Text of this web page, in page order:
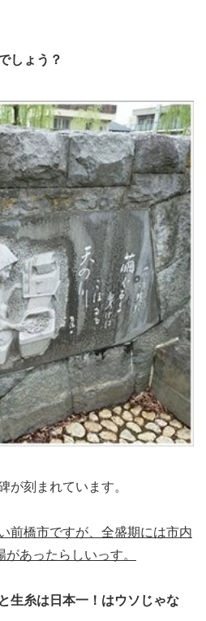
しょう？
が刻まれています。
前橋市ですが、全盛期には市内
あったらしいっす。
生糸は日本一！はウソじゃな